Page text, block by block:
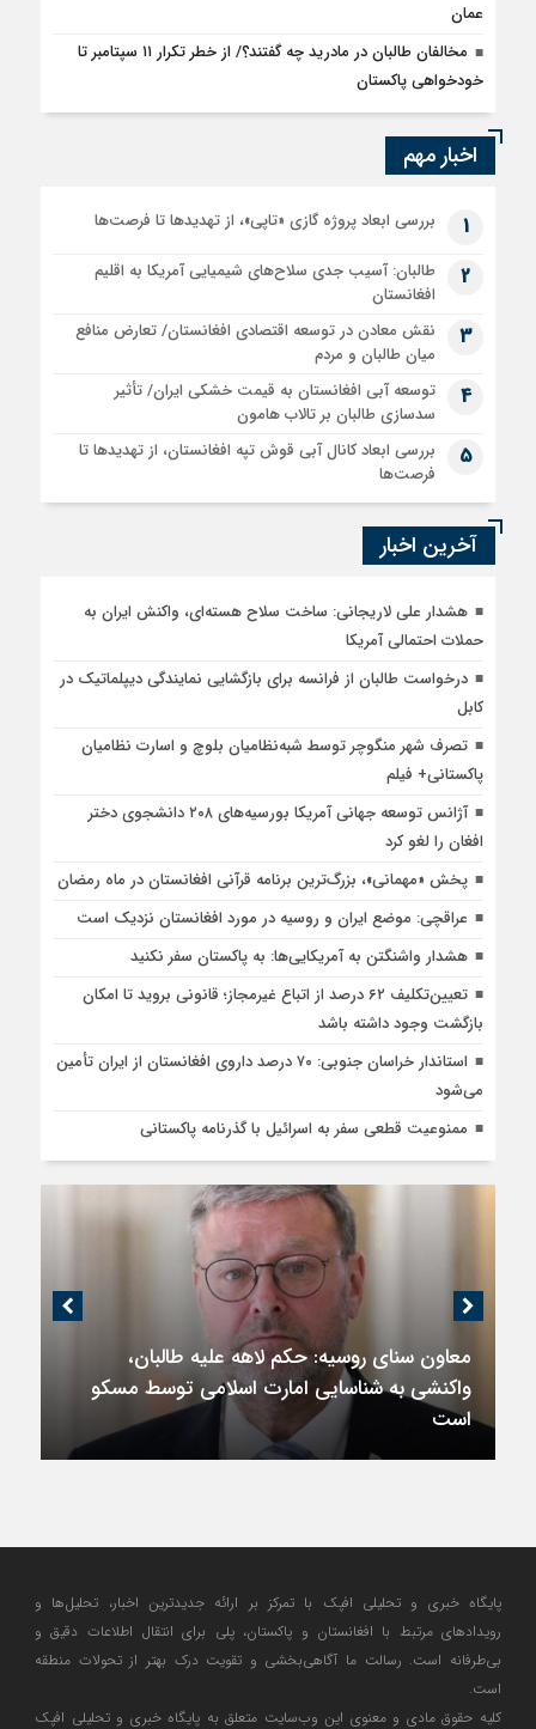
عمان
مخالفان طالبان در مادرید چه گفتند؟/ از خطر تکرار ۱۱ سپتامبر تا
خودخواهی پاکستان
اخبار مهم
1 بررسی ابعاد پروژه گازی «تاپی»، از تهدیدها تا فرصت‌ها
2
طالبان: آسیب جدی سلاح‌های شیمیایی آمریکا به اقلیم
افغانستان
3
نقش معادن در توسعه اقتصادی افغانستان/ تعارض منافع
میان طالبان و مردم
4
توسعه آبی افغانستان به قیمت خشکی ایران/ تأثیر
سدسازی طالبان بر تالاب هامون
5
بررسی ابعاد کانال آبی قوش تپه افغانستان، از تهدیدها تا
فرصت‌ها
آخرین اخبار
هشدار علی لاریجانی: ساخت سلاح هسته‌ای، واکنش ایران به
حملات احتمالی آمریکا
درخواست طالبان از فرانسه برای بازگشایی نمایندگی دیپلماتیک در
کابل
تصرف شهر منگوچر توسط شبه‌نظامیان بلوچ و اسارت نظامیان
پاکستانی+ فیلم
آژانس توسعه جهانی آمریکا بورسیه‌های ۲۰۸ دانشجوی دختر
افغان را لغو کرد
پخش «مهمانی»، بزرگ‌ترین برنامه قرآنی افغانستان در ماه رمضان
عراقچی: موضع ایران و روسیه در مورد افغانستان نزدیک است
هشدار واشنگتن به آمریکایی‌ها: به پاکستان سفر نکنید
تعیین‌تکلیف ۶۲ درصد از اتباع غیرمجاز؛ قانونی بروید تا امکان
بازگشت وجود داشته باشد
استاندار خراسان جنوبی: ۷۰ درصد داروی افغانستان از ایران تأمین
می‌شود
ممنوعیت قطعی سفر به اسرائیل با گذرنامه پاکستانی
معاون سنای روسیه: حکم لاهه علیه طالبان،
واکنشی به شناسایی امارت اسلامی توسط مسکو
است
پایگاه خبری و تحلیلی افپک با تمرکز بر ارائه جدیدترین اخبار، تحلیل‌ها و
رویدادهای مرتبط با افغانستان و پاکستان، پلی برای انتقال اطلاعات دقیق و
بی‌طرفانه است. رسالت ما آگاهی‌بخشی و تقویت درک بهتر از تحولات منطقه
است.
کلیه حقوق مادی و معنوی این وب‌سایت متعلق به پایگاه خبری و تحلیلی افپک